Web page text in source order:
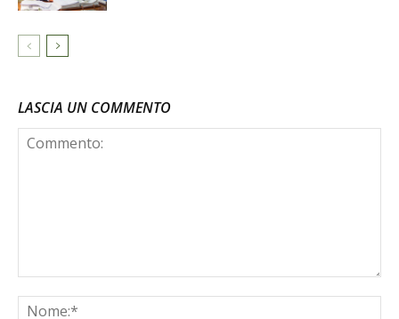
LASCIA UN COMMENTO